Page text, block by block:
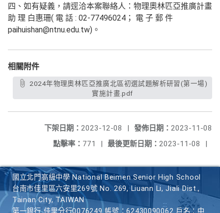
四、如有疑義，請逕洽本案聯絡人：物理奧林匹亞推廣計畫
助 理 白惠珊( 電 話 : 02-77496024； 電 子 郵 件
paihuishan@ntnu.edu.tw)。
相關附件
實施計畫.pdf
發佈日期： 2023-11-08
下架日期： 2023-12-08
|
最後更新日期： 2023-11-08 |
點擊率： 771 |
國立北門高級中學 National Beimen Senior High School
台南市佳里區六安里269號 No. 269, Liuann Li, Jiali Dist.,
Tainan City, TAIWAN
第一銀行 佳里分行0076249 帳號：62430090062 戶名：中